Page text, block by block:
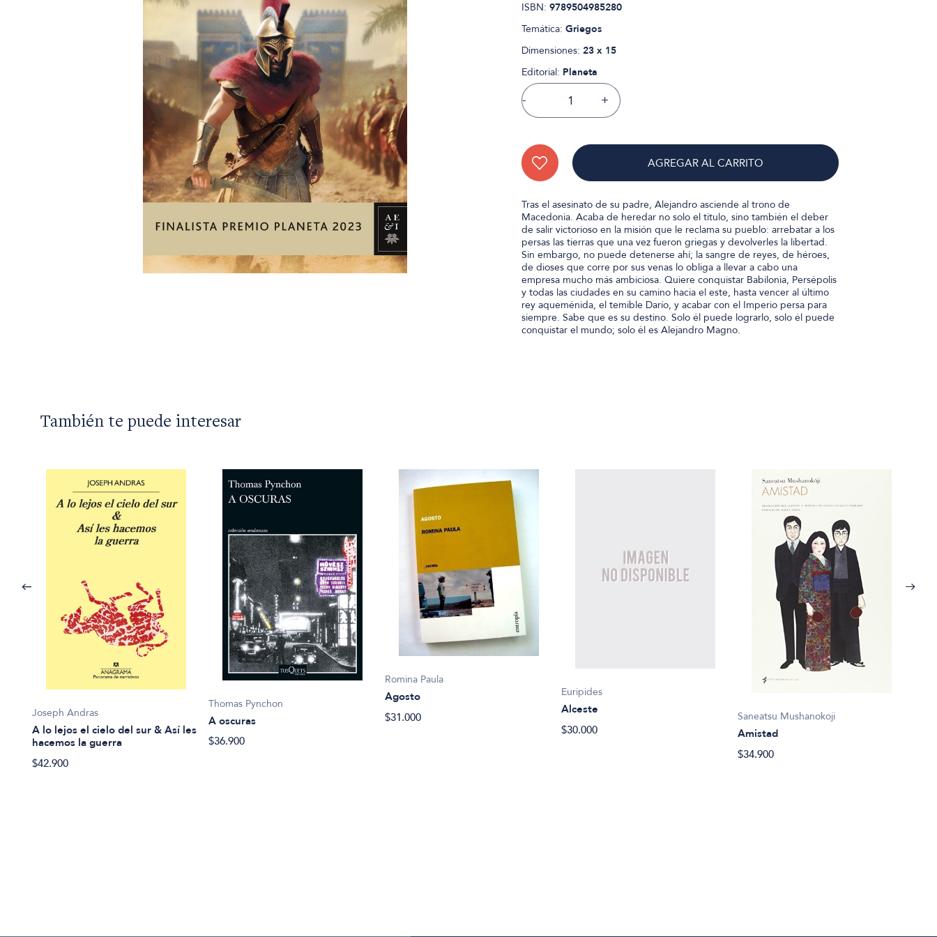
ISBN: 9789504985280
Temática: Griegos
Dimensiones: 23 x 15
Editorial: Planeta
- +
AGREGAR AL CARRITO
Tras el asesinato de su padre, Alejandro asciende al trono de
Macedonia. Acaba de heredar no solo el título, sino también el deber
de salir victorioso en la misión que le reclama su pueblo: arrebatar a los
persas las tierras que una vez fueron griegas y devolverles la libertad.
Sin embargo, no puede detenerse ahí; la sangre de reyes, de héroes,
de dioses que corre por sus venas lo obliga a llevar a cabo una
empresa mucho más ambiciosa. Quiere conquistar Babilonia, Persépolis
y todas las ciudades en su camino hacia el este, hasta vencer al último
rey aqueménida, el temible Darío, y acabar con el Imperio persa para
siempre. Sabe que es su destino. Solo él puede lograrlo, solo él puede
conquistar el mundo; solo él es Alejandro Magno.
También te puede interesar
Joseph Andras
A lo lejos el cielo del sur & Así les
hacemos la guerra
$42.900
Thomas Pynchon
A oscuras
$36.900
Romina Paula
Agosto
$31.000
Euripides
Alceste
$30.000
Saneatsu Mushanokoji
Amistad
$34.900